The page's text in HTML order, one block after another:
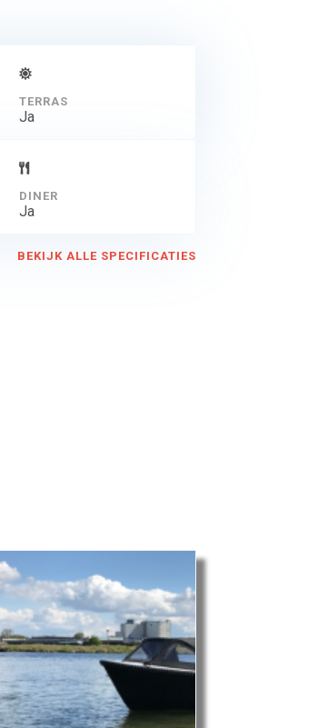
TERRAS
Ja
DINER
Ja
BEKIJK ALLE SPECIFICATIES